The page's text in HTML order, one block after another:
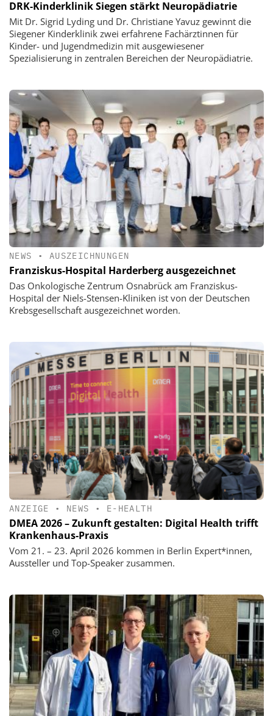
DRK-Kinderklinik Siegen stärkt Neuropädiatrie
Mit Dr. Sigrid Lyding und Dr. Christiane Yavuz gewinnt die
Siegener Kinderklinik zwei erfahrene Fachärztinnen für
Kinder- und Jugendmedizin mit ausgewiesener
Spezialisierung in zentralen Bereichen der Neuropädiatrie.
NEWS • AUSZEICHNUNGEN
Franziskus-Hospital Harderberg ausgezeichnet
Das Onkologische Zentrum Osnabrück am Franziskus-
Hospital der Niels-Stensen-Kliniken ist von der Deutschen
Krebsgesellschaft ausgezeichnet worden.
ANZEIGE • NEWS • E-HEALTH
DMEA 2026 – Zukunft gestalten: Digital Health trifft
Krankenhaus-Praxis
Vom 21. – 23. April 2026 kommen in Berlin Expert*innen,
Aussteller und Top-Speaker zusammen.